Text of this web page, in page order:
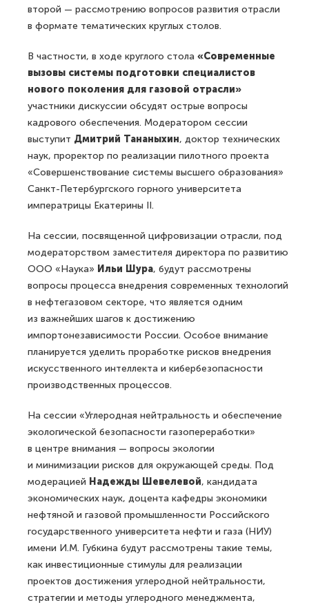
второй — рассмотрению вопросов развития отрасли
в формате тематических круглых столов.
В частности, в ходе круглого стола «Современные
вызовы системы подготовки специалистов
нового поколения для газовой отрасли»
участники дискуссии обсудят острые вопросы
кадрового обеспечения. Модератором сессии
выступит Дмитрий Тананыхин, доктор технических
наук, проректор по реализации пилотного проекта
«Совершенствование системы высшего образования»
Санкт-Петербургского горного университета
императрицы Екатерины II.
На сессии, посвященной цифровизации отрасли, под
модераторством заместителя директора по развитию
ООО «Наука» Ильи Шура, будут рассмотрены
вопросы процесса внедрения современных технологий
в нефтегазовом секторе, что является одним
из важнейших шагов к достижению
импортонезависимости России. Особое внимание
планируется уделить проработке рисков внедрения
искусственного интеллекта и кибербезопасности
производственных процессов.
На сессии «Углеродная нейтральность и обеспечение
экологической безопасности газопереработки»
в центре внимания — вопросы экологии
и минимизации рисков для окружающей среды. Под
модерацией Надежды Шевелевой, кандидата
экономических наук, доцента кафедры экономики
нефтяной и газовой промышленности Российского
государственного университета нефти и газа (НИУ)
имени И.М. Губкина будут рассмотрены такие темы,
как инвестиционные стимулы для реализации
проектов достижения углеродной нейтральности,
стратегии и методы углеродного менеджмента,